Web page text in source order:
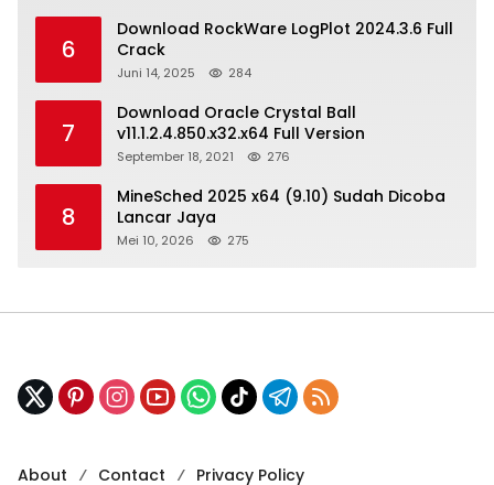
6
Download RockWare LogPlot 2024.3.6 Full
Crack
Juni 14, 2025 284
7
Download Oracle Crystal Ball
v11.1.2.4.850.x32.x64 Full Version
September 18, 2021 276
8
MineSched 2025 x64 (9.10) Sudah Dicoba
Lancar Jaya
Mei 10, 2026 275
About Contact Privacy Policy